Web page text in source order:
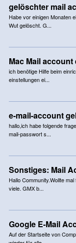
gelöschter mail
Habe vor einigen Monaten
Wut gelöscht. G...
Mac Mail
ich benötige Hilfe beim
einstellungen ei...
e-mail-account
hallo,ich habe folgende
mail-passwort s...
Sonstiges: Mail
Hallo Community.Wollte
viele. GMX b...
Google E-Mail
Auf der Startseite von